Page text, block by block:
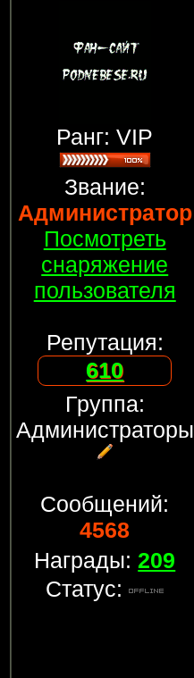
Ранг: VIP
Звание:
Администратор
Посмотреть
снаряжение
пользователя
Репутация:
610
Группа:
Администраторы
Сообщений:
4568
Награды:209
Статус: